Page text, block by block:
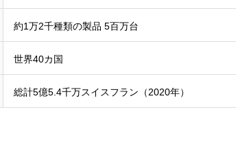
約1万2千種類の製品 5百万台
世界40カ国
総計5億5.4千万スイスフラン（2020年）